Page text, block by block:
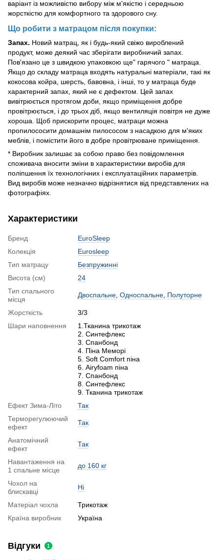
варіант із можливістю вибору між м'якістю і середньою
жорсткістю для комфортного та здорового сну.
Що робити з матрацом після покупки:
Запах. Новий матрац, як і будь-який свіжо вироблений
продукт, може деякий час зберігати виробничий запах.
Пов'язано це з швидкою упаковкою ще" гарячого " матраца.
Якщо до складу матраца входять натуральні матеріали, такі як
кокосова койра, шерсть, бавовна, і інші, то у матраца буде
характерний запах, який не є дефектом. Цей запах
вивітрюється протягом доби, якщо приміщення добре
провітрюється, і до трьох діб, якщо вентиляція повітря не дуже
хороша. Щоб прискорити процес, матраци можна
пропилососити домашнім пилососом з насадкою для м'яких
меблів, і помістити його в добре провітрюване приміщення.
* Виробник залишає за собою право без повідомлення
споживача вносити зміни в характеристики виробів для
поліпшення їх технологічних і експлуатаційних параметрів.
Вид виробів може незначно відрізнятися від представлених на
фотографіях.
Характеристики
Бренд
EuroSleep
Колекція
Eurosleep
Тип матрацу
Безпружинні
Висота (см)
24
Тип спального
місця
Двоспальне Односпальне Полуторне
Жорсткість
3/3
Шари наповнення
1.Тканина трикотаж
2. Синтефлекс
3. Спанбонд
4. Піна Меморі
5. Soft Comfort піна
6. Airyfoam піна
7. Спанбонд
8. Синтефлекс
9. Тканина трикотаж
Ефект Зима-Літо
Так
Терморегулюючий
ефект
Так
Анатомічний
ефект
Так
Навантаження на
1 спальне місце
до 160 кг
Чохол на
блискавці
Ні
Матеріал чохла
Трикотаж
Країна виробник
Україна
Відгуки 1